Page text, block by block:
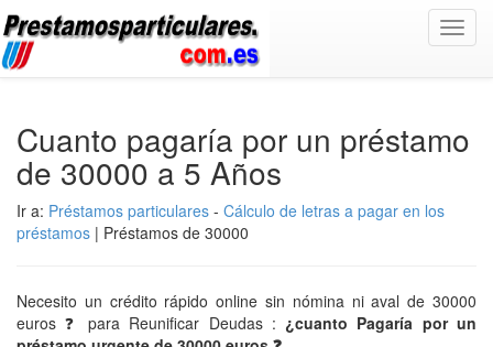
Cuanto pagaría por un préstamo
de 30000 a 5 Años
Ir a: Préstamos particulares - Cálculo de letras a pagar en los
préstamos | Préstamos de 30000
Necesito un crédito rápido online sin nómina ni aval de 30000
euros ❓ para Reunificar Deudas :¿cuanto Pagaría por un